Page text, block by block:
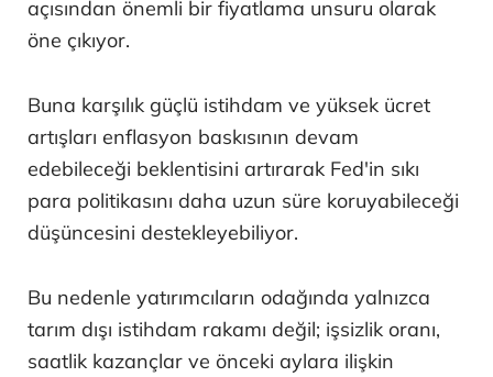
açısından önemli bir fiyatlama unsuru olarak
öne çıkıyor.
Buna karşılık güçlü istihdam ve yüksek ücret
artışları enflasyon baskısının devam
edebileceği beklentisini artırarak Fed'in sıkı
para politikasını daha uzun süre koruyabileceği
düşüncesini destekleyebiliyor.
Bu nedenle yatırımcıların odağında yalnızca
tarım dışı istihdam rakamı değil; işsizlik oranı,
saatlik kazançlar ve önceki aylara ilişkin